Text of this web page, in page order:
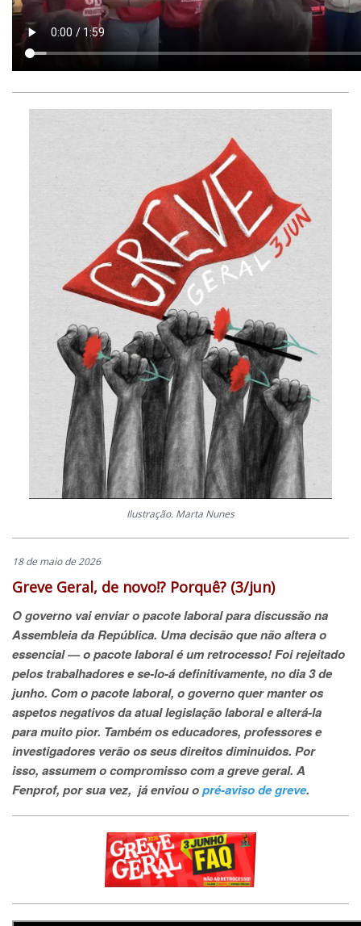
Ilustração. Marta Nunes
18 de maio de 2026
Greve Geral, de novo!? Porquê? (3/jun)
O governo vai enviar o pacote laboral para discussão na
Assembleia da República. Uma decisão que não altera o
essencial — o pacote laboral é um retrocesso! Foi rejeitado
pelos trabalhadores e se-lo-á definitivamente, no dia 3 de
junho. Com o pacote laboral, o governo quer manter os
aspetos negativos da atual legislação laboral e alterá-la
para muito pior. Também os educadores, professores e
investigadores verão os seus direitos diminuidos. Por
isso, assumem o compromisso com a greve geral. A
Fenprof, por sua vez, já enviou opré-aviso de greve.